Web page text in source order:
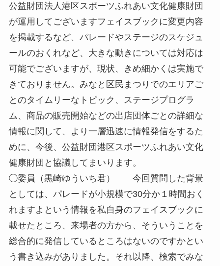
公益財団法人港区スポーツふれあい文化健康財団
が運用してございますフェイスブックに変更内容
を掲載するなど、パレードやステージのスケジュ
ールのおくれなど、大きな動きについては対応は
可能でございますが、現状、きめ細かくは実施で
きておりません。みなと区民まつりでのエリアご
とのタイムリーなトピック、ステージプログラ
ム、商品の販売開始などの出店団体ごとの詳細な
情報に関して、より一層迅速に情報発信をするた
めに、今後、公益財団港区スポーツふれあい文化
健康財団と協議してまいります。
◯委員（黒崎ゆういち君） 今回質問した背景
としては、パレードが小規模で30分か１時間おく
れますよという情報を私自身のフェイスブックに
載せたところ、来場者の方から、そういうことを
総合的に発信しているところはないのですかとい
う書き込みがありました。それ以降、検索でみな